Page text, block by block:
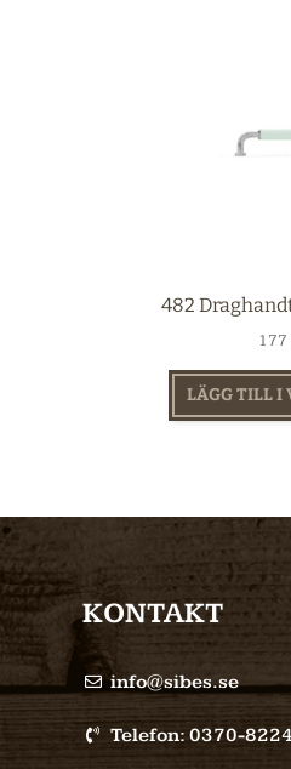
177
LÄGG TILL I
KONTAKT
info@sibes.se
Telefon: 0370-